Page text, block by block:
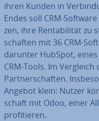
ihren Kunden in
Endes soll CRM-
zen, ihre Ren­ta­bi­li­tät zu
schaf­ten mit 36 CRM-
darunter HubSpot,
CRM-Tools. Im
Part­ner­schaf­ten.
Angebot klein: Nutzer
schaft mit Odoo, einer
pro­fi­tie­ren.